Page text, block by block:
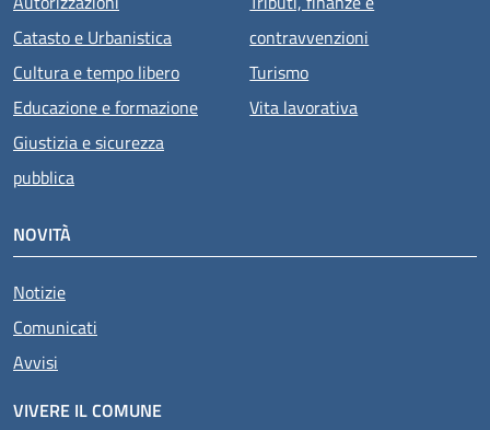
Catasto e Urbanistica
Cultura e tempo libero
Educazione e formazione
Giustizia e sicurezza
pubblica
contravvenzioni
Turismo
Vita lavorativa
NOVITÀ
Notizie
Comunicati
Avvisi
VIVERE IL COMUNE